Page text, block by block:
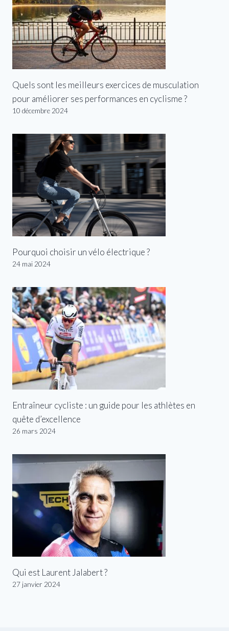
Quels sont les meilleurs exercices de musculation
pour améliorer ses performances en cyclisme ?
10 décembre 2024
Pourquoi choisir un vélo électrique ?
24 mai 2024
Entraîneur cycliste : un guide pour les athlètes en
quête d’excellence
26 mars 2024
Qui est Laurent Jalabert ?
27 janvier 2024